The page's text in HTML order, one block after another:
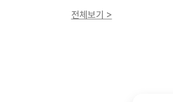
전체보기 >